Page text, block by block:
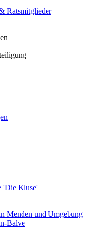
Ratsmitglieder
'Die Kluse'
Menden und Umgebung
Balve